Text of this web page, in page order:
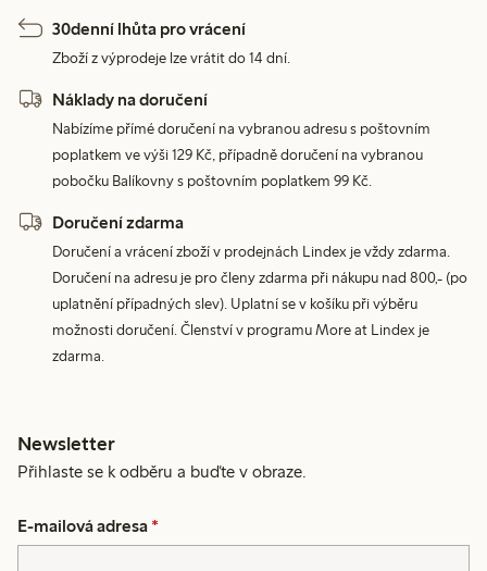
30denní lhůta pro vrácení
Zboží z výprodeje lze vrátit do 14 dní.
Náklady na doručení
Nabízíme přímé doručení na vybranou adresu s poštovním
poplatkem ve výši 129 Kč, případně doručení na vybranou
pobočku Balíkovny s poštovním poplatkem 99 Kč.
Doručení zdarma
Doručení a vrácení zboží v prodejnách Lindex je vždy zdarma.
Doručení na adresu je pro členy zdarma při nákupu nad 800,- (po
uplatnění případných slev). Uplatní se v košíku při výběru
možnosti doručení. Členství v programu More at Lindex je
zdarma.
Newsletter
Přihlaste se k odběru a buďte v obraze.
E-mailová adresa *